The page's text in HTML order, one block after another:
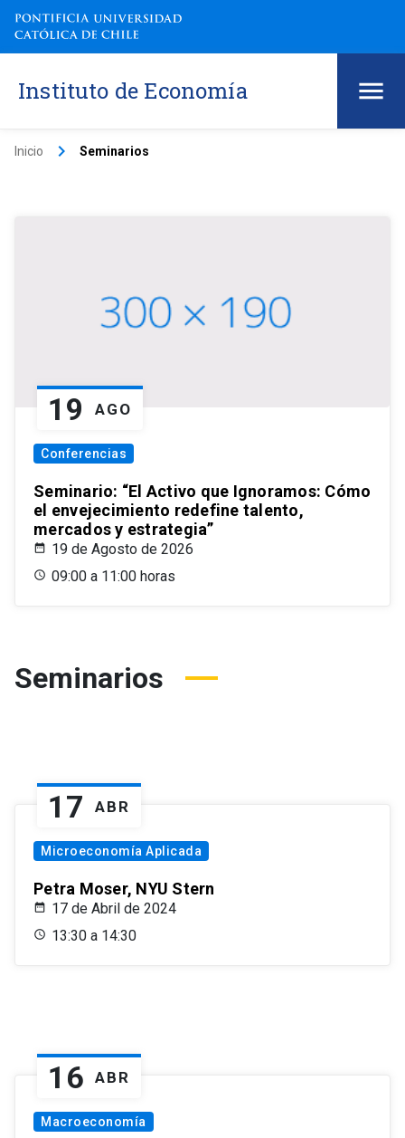
Instituto de Economía
Inicio keyboard_arrow_right Seminarios
19 AGO
Conferencias
Seminario: “El Activo que Ignoramos: Cómo
el envejecimiento redefine talento,
mercados y estrategia”
19 de Agosto de 2026
09:00 a 11:00 horas
Seminarios
17 ABR
Microeconomía Aplicada
Petra Moser, NYU Stern
17 de Abril de 2024
13:30 a 14:30
16 ABR
Macroeconomía